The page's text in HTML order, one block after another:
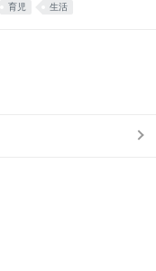
った。
家事を
けてし
育児 生活